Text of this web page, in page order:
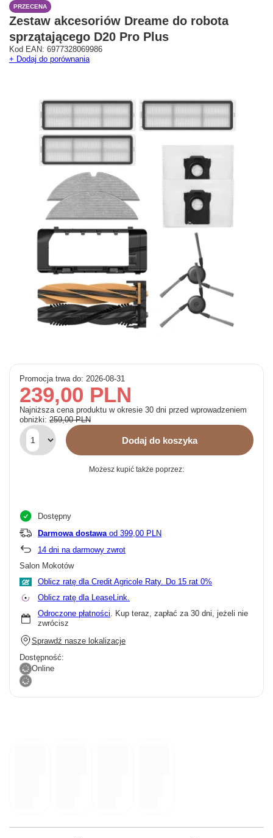
PRZECENA
Zestaw akcesoriów Dreame do robota
sprzątającego D20 Pro Plus
Kod EAN: 6977328069986
+ Dodaj do porównania
239,00 PLN
Najniższa cena produktu w okresie 30 dni przed wprowadzeniem
obniżki: 259,00 PLN
Promocja trwa do: 2026-08-31
Dodaj do koszyka
Możesz kupić także poprzez:
Dostępny
Darmowa dostawa od 399,00 PLN
14 dni na darmowy zwrot
Salon Mokotów
Oblicz ratę dla Credit Agricole Raty.
Oblicz ratę dla LeaseLink.
Odroczone płatności. Kup teraz, zapłać za 30 dni, jeżeli nie
zwrócisz
Sprawdź nasze lokalizacje
Dostępność:
Online
Westfield Mokotów
Pokaż na mapie
+48 692 620 120
ul. Głębocka 15
03-287 Warszawa
Pokaż na mapie